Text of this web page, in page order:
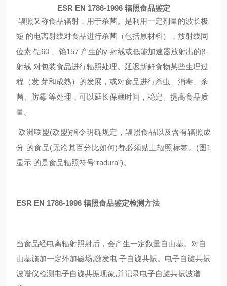
ESR EN 1786-1996 辐照食品鉴定
辐照又称食品辐射，用于杀菌。是利用一定剂量的波长极
短 的电离射线对食品进行杀菌（包括原材料），放射线同
位素 钴60 、铯157 产生的γ-射线或低能加速器放射出的β-
射线 对包装食品进行辐照处理。延迟新鲜食物某些生理过
程（发 芽和成熟）的发展，或对食品进行杀虫、消毒、杀
菌、防霉 等处理，可以延长保藏时间，稳定、提高食品质
量。
欧洲联盟(欧盟)指令明确规定，辐照食品以及含有辐照成
分 的食品(无论其百分比如何)都必须贴上辐照标签。 (图1
显示 的是食品辐照符号“radura”)。
ESR EN 1786-1996 辐照食品鉴定检测方法
当食品经电离辐射照射后，会产生一定数量自由基。对自
由基施加一定外加磁场,激发电 子自旋共振。电子自旋共振
波谱仪检测电子自旋共振现象,并记录电子自旋共振波谱